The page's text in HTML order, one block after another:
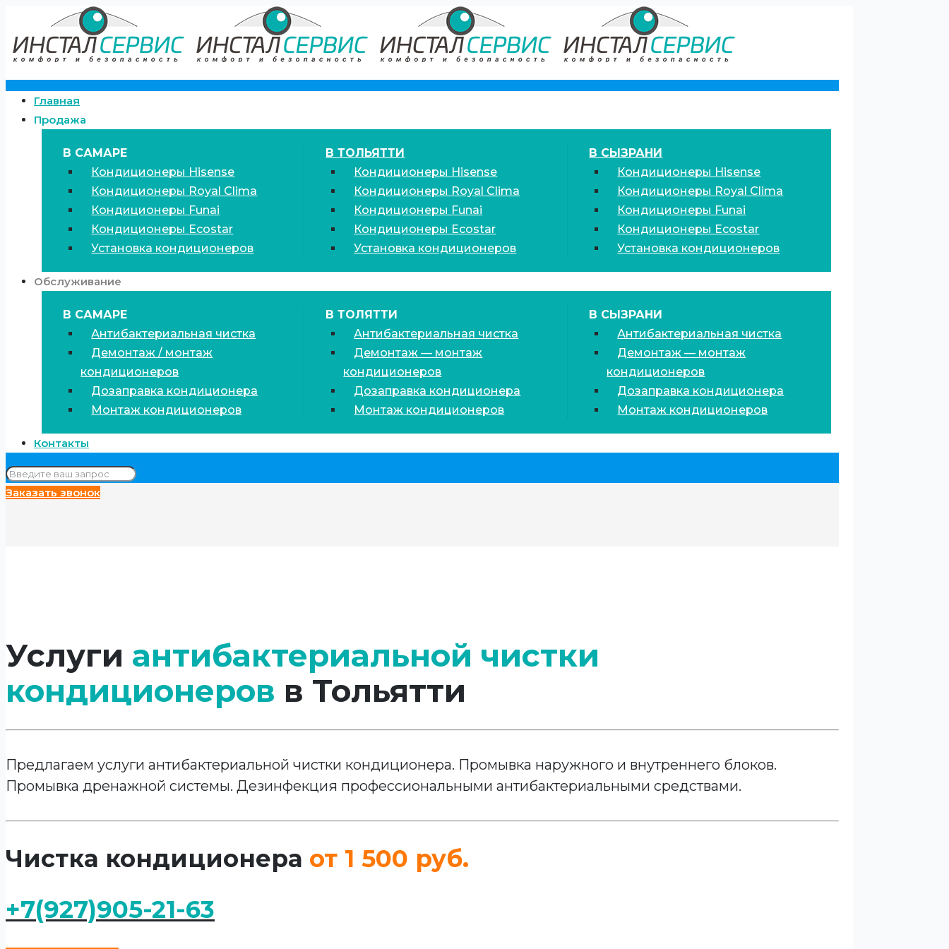
Главная
Продажа
В САМАРЕ
Кондиционеры Hisense
Кондиционеры Royal Clima
Кондиционеры Funai
Кондиционеры Ecostar
Установка кондиционеров
В ТОЛЬЯТТИ
Кондиционеры Hisense
Кондиционеры Royal Clima
Кондиционеры Funai
Кондиционеры Ecostar
Установка кондиционеров
В СЫЗРАНИ
Кондиционеры Hisense
Кондиционеры Royal Clima
Кондиционеры Funai
Кондиционеры Ecostar
Установка кондиционеров
Обслуживание
В САМАРЕ
Антибактериальная чистка
Демонтаж / монтаж
кондиционеров
Дозаправка кондиционера
Монтаж кондиционеров
В ТОЛЯТТИ
Антибактериальная чистка
Демонтаж — монтаж
кондиционеров
Дозаправка кондиционера
Монтаж кондиционеров
В СЫЗРАНИ
Антибактериальная чистка
Демонтаж — монтаж
кондиционеров
Дозаправка кондиционера
Монтаж кондиционеров
Контакты
Заказать звонок
Услуги антибактериальной чистки
кондиционеров в Тольятти
Предлагаем услуги антибактериальной чистки кондиционера. Промывка наружного и внутреннего блоков.
Промывка дренажной системы. Дезинфекция профессиональными антибактериальными средствами.
Чистка кондиционера от 1 500 руб.
+7(927)905-21-63